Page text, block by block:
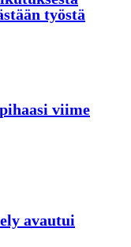
työstä
viime
avautui